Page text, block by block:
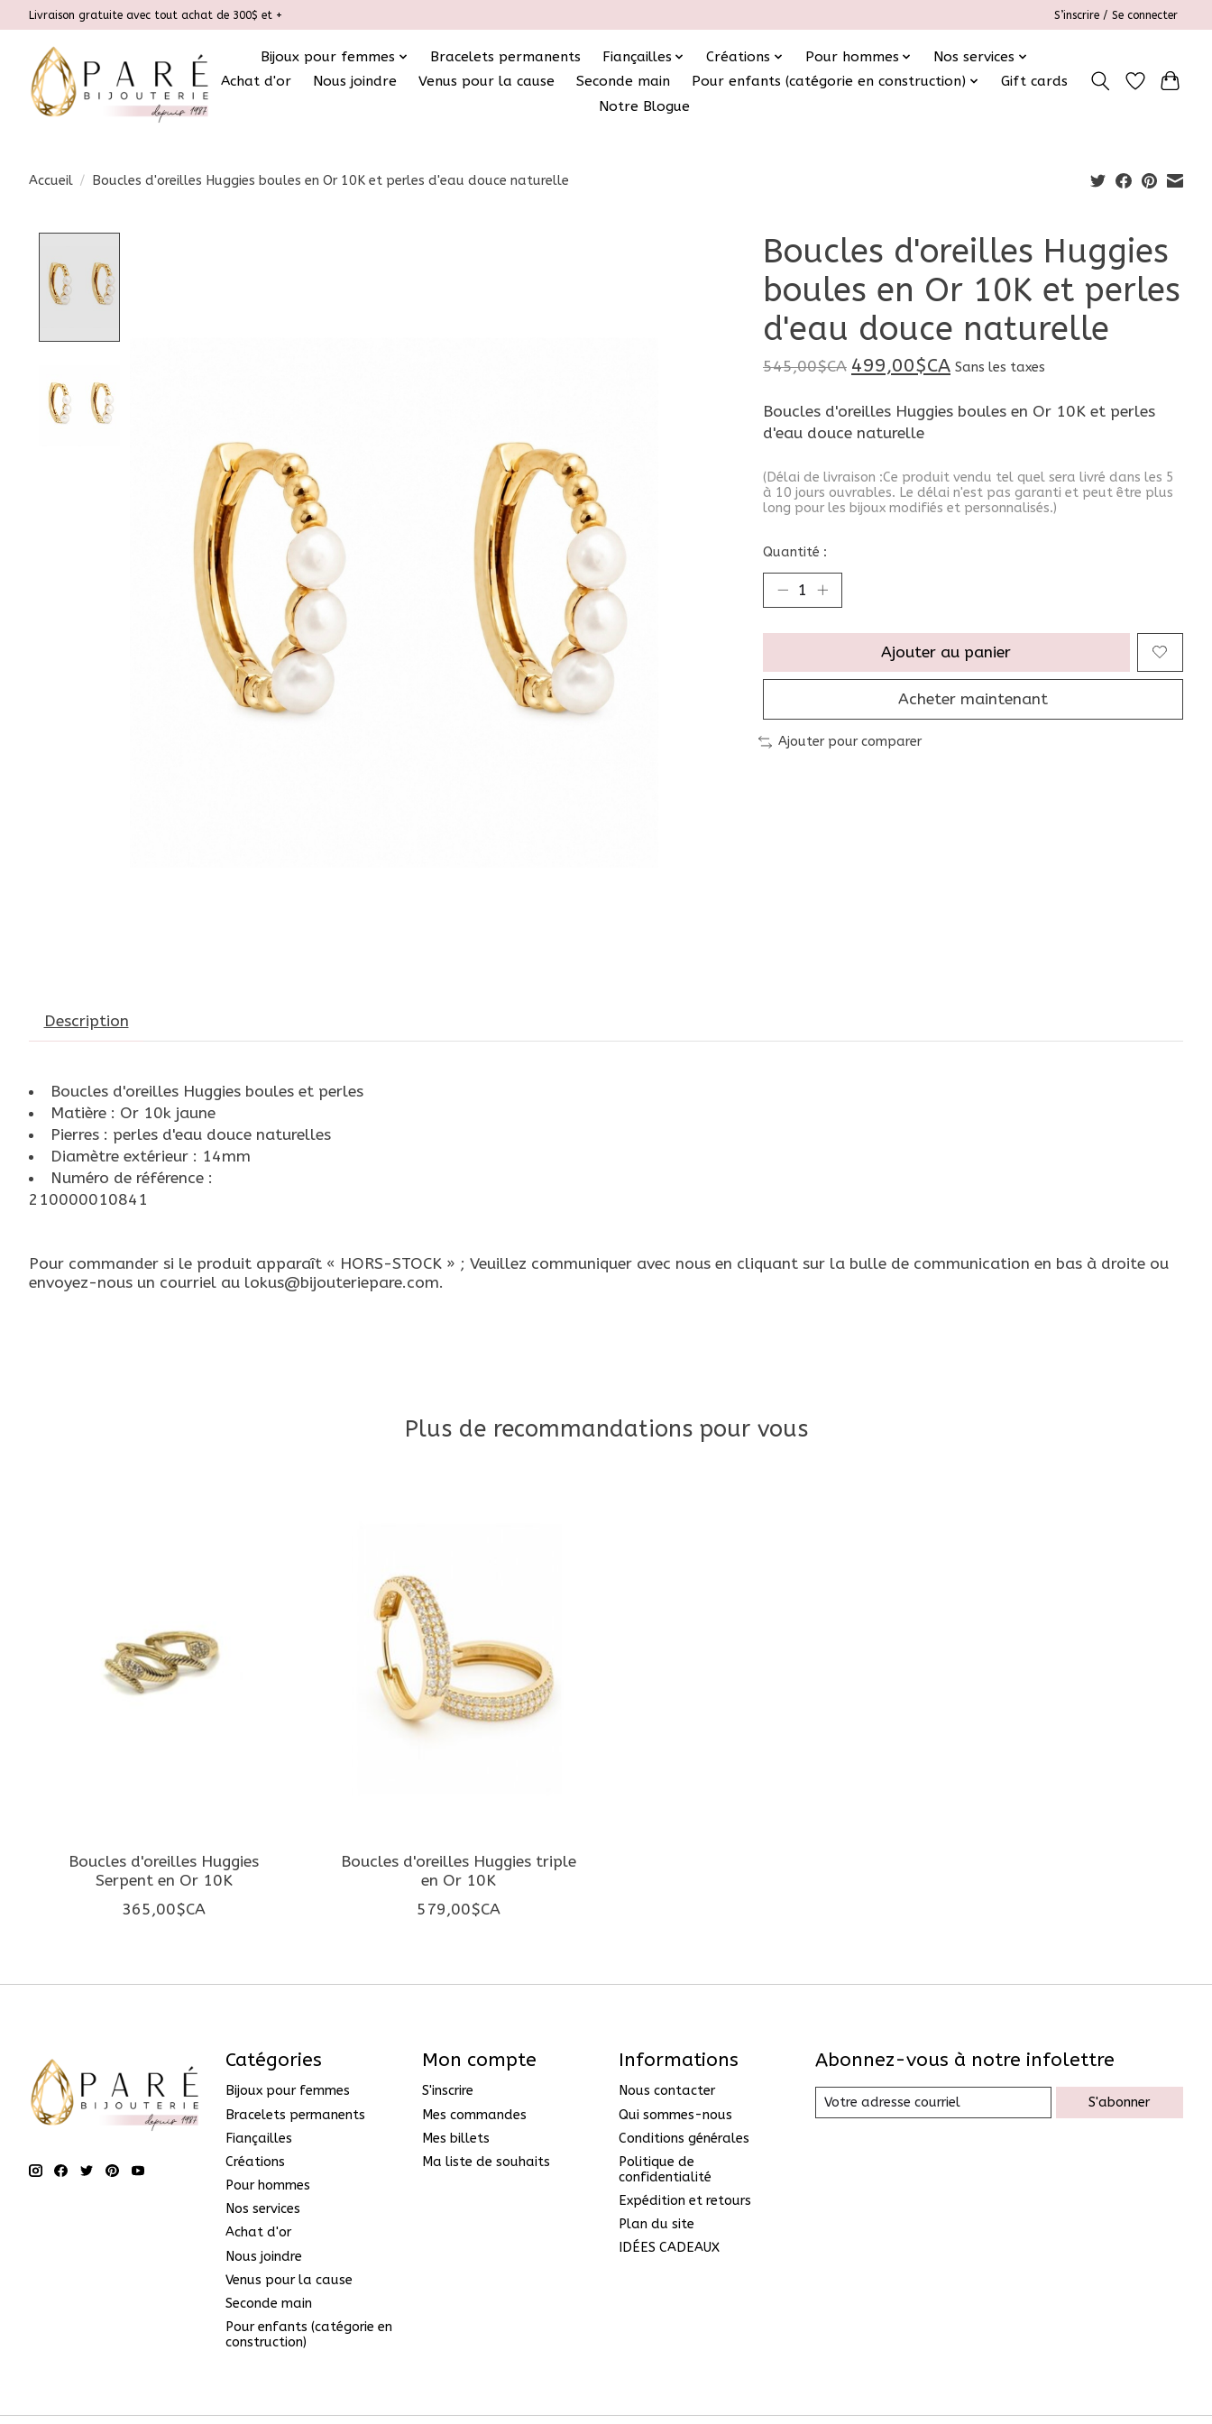
Livraison gratuite avec tout achat de 300$ et + S’inscrire / Se connecter
Bijoux pour femmes Bracelets permanents Fiançailles Créations Pour hommes
Nos services
Achat d'or
Nous joindre Venus pour la cause Seconde main Pour enfants (catégorie en construction)
Gift cards
Notre Blogue
Accueil / Boucles d'oreilles Huggies boules en Or 10K et perles d'eau douce naturelle
Boucles d'oreilles Huggies
boules en Or 10K et perles
d'eau douce naturelle
545,00$CA 499,00$CA Sans les taxes
Boucles d'oreilles Huggies boules en Or 10K et perles
d'eau douce naturelle
(Délai de livraison :Ce produit vendu tel quel sera livré dans les 5
à 10 jours ouvrables. Le délai n'est pas garanti et peut être plus
long pour les bijoux modifiés et personnalisés.)
Quantité :
Ajouter au panier
Acheter maintenant
Ajouter pour comparer
Description
Boucles d'oreilles Huggies boules et perles
Matière : Or 10k jaune
Pierres : perles d'eau douce naturelles
Diamètre extérieur : 14mm
Numéro de référence :
210000010841
Pour commander si le produit apparaît « HORS-STOCK » ; Veuillez communiquer avec nous en cliquant sur la bulle de communication en bas à droite ou
envoyez-nous un courriel au lokus@bijouteriepare.com.
Plus de recommandations pour vous
Boucles d'oreilles Huggies
Serpent en Or 10K
365,00$CA
Boucles d'oreilles Huggies triple
en Or 10K
579,00$CA
Catégories
Bijoux pour femmes
Bracelets permanents
Fiançailles
Créations
Pour hommes
Nos services
Achat d'or
Nous joindre
Venus pour la cause
Seconde main
Pour enfants (catégorie en
construction)
Mon compte
S'inscrire
Mes commandes
Mes billets
Ma liste de souhaits
Informations
Nous contacter
Qui sommes-nous
Conditions générales
Politique de
confidentialité
Expédition et retours
Plan du site
IDÉES CADEAUX
Abonnez-vous à notre infolettre
S'abonner